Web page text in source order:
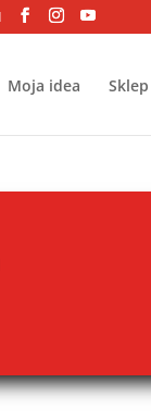
Moja idea Sklep